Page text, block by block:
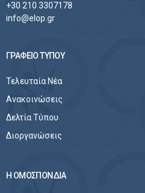
+30 210 3307178
info@elop.gr
ΓΡΑΦΕΙΟ ΤΥΠΟΥ
Τελευταία Νέα
Ανακοινώσεις
Δελτία Τύπου
Διοργανώσεις
Η ΟΜΟΣΠΟΝΔΙΑ